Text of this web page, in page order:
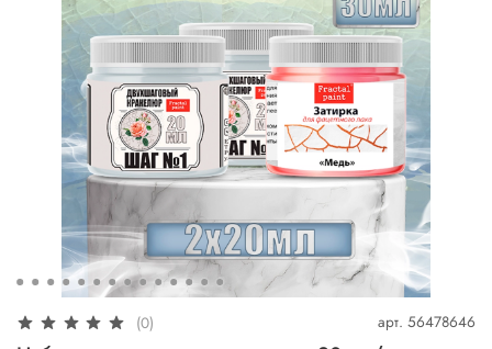
(0) арт. 56478646